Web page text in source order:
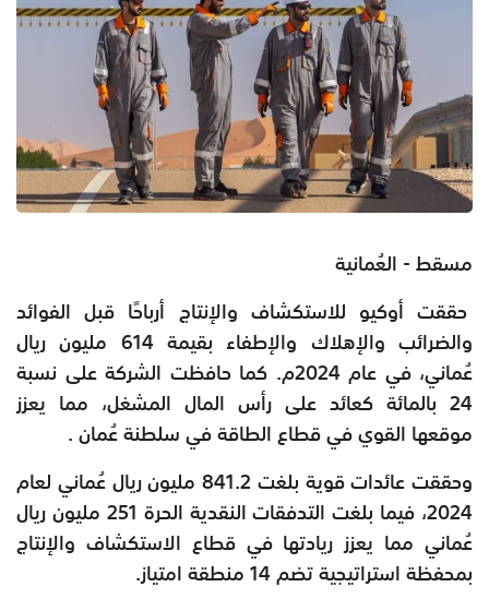
مسقط - العُمانية
حققت أوكيو للاستكشاف والإنتاج أرباحًا قبل الفوائد
والضرائب والإهلاك والإطفاء بقيمة 614 مليون ريال
عُماني، في عام 2024م. كما حافظت الشركة على نسبة
24 بالمائة كعائد على رأس المال المشغل، مما يعزز
موقعها القوي في قطاع الطاقة في سلطنة عُمان .
وحققت عائدات قوية بلغت 841.2 مليون ريال عُماني لعام
2024، فيما بلغت التدفقات النقدية الحرة 251 مليون ريال
عُماني مما يعزز ريادتها في قطاع الاستكشاف والإنتاج
بمحفظة استراتيجية تضم 14 منطقة امتياز.